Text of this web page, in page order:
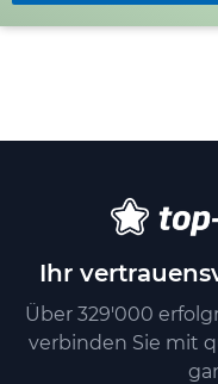
Ihr
Über 329'000
verbinden Sie mit